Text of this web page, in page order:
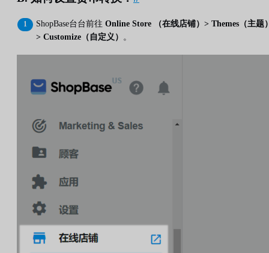
ShopBase台台前往 Online Store （在线店铺）> Themes（主题
> Customize（自定义） 。